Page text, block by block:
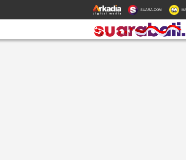
SUARA.COM